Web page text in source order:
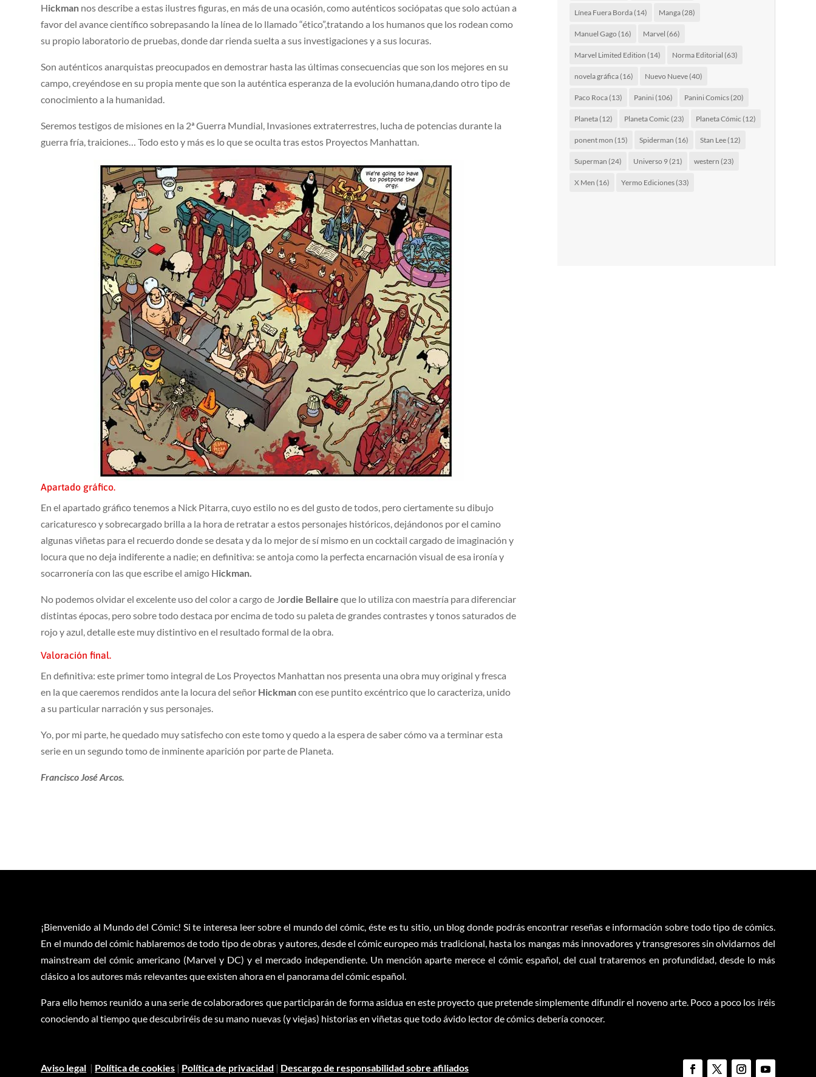
Hickman nos describe a estas ilustres figuras, en más de una ocasión, como auténticos sociópatas que solo actúan a
favor del avance científico sobrepasando la línea de lo llamado “ético”,tratando a los humanos que los rodean como
su propio laboratorio de pruebas, donde dar rienda suelta a sus investigaciones y a sus locuras.
Son auténticos anarquistas preocupados en demostrar hasta las últimas consecuencias que son los mejores en su
campo, creyéndose en su propia mente que son la auténtica esperanza de la evolución humana,dando otro tipo de
conocimiento a la humanidad.
Seremos testigos de misiones en la 2ª Guerra Mundial, Invasiones extraterrestres, lucha de potencias durante la
guerra fría, traiciones… Todo esto y más es lo que se oculta tras estos Proyectos Manhattan.
Apartado gráfico.
En el apartado gráfico tenemos a Nick Pitarra, cuyo estilo no es del gusto de todos, pero ciertamente su dibujo
caricaturesco y sobrecargado brilla a la hora de retratar a estos personajes históricos, dejándonos por el camino
algunas viñetas para el recuerdo donde se desata y da lo mejor de sí mismo en un cocktail cargado de imaginación y
locura que no deja indiferente a nadie; en definitiva: se antoja como la perfecta encarnación visual de esa ironía y
socarronería con las que escribe el amigo Hickman.
No podemos olvidar el excelente uso del color a cargo de Jordie Bellaire que lo utiliza con maestría para diferenciar
distintas épocas, pero sobre todo destaca por encima de todo su paleta de grandes contrastes y tonos saturados de
rojo y azul, detalle este muy distintivo en el resultado formal de la obra.
Valoración final.
En definitiva: este primer tomo integral de Los Proyectos Manhattan nos presenta una obra muy original y fresca
en la que caeremos rendidos ante la locura del señor Hickmancon ese puntito excéntrico que lo caracteriza, unido
a su particular narración y sus personajes.
Yo, por mi parte, he quedado muy satisfecho con este tomo y quedo a la espera de saber cómo va a terminar esta
serie en un segundo tomo de inminente aparición por parte de Planeta.
FranciscoJosé Arcos.
Línea Fuera Borda(14) Manga(28)
Manuel Gago (16) Marvel (66)
Marvel Limited Edition (14) Norma Editorial (63)
novela gráfica(16) Nuevo Nueve(40)
Paco Roca(13) Panini(106) Panini Comics(20)
Planeta(12) Planeta Comic (23) Planeta Cómic (12)
ponent mon (15) Spiderman (16) Stan Lee(12)
Superman (24) Universo 9(21) western (23)
X Men (16) Yermo Ediciones(33)
¡Bienvenido al Mundo del Cómic! Si te interesa leer sobre el mundo del cómic, éste es tu sitio, un blog donde podrás encontrar reseñas e información sobre todo tipo de cómics.
En el mundo del cómic hablaremos de todo tipo de obras y autores, desde el cómic europeo más tradicional, hasta los mangas más innovadores y transgresores sin olvidarnos del
mainstream del cómic americano (Marvel y DC) y el mercado independiente. Un mención aparte merece el cómic español, del cual trataremos en profundidad, desde lo más
clásico a los autores más relevantes que existen ahora en el panorama del cómic español.
Para ello hemos reunido a una serie de colaboradores que participarán de forma asidua en este proyecto que pretende simplemente difundir el noveno arte. Poco a poco los iréis
conociendo al tiempo que descubriréis de su mano nuevas (y viejas) historias en viñetas que todo ávido lector de cómics debería conocer.
Aviso legal | Política de cookies | Política de privacidad | Descargo de responsabilidad sobre afiliados